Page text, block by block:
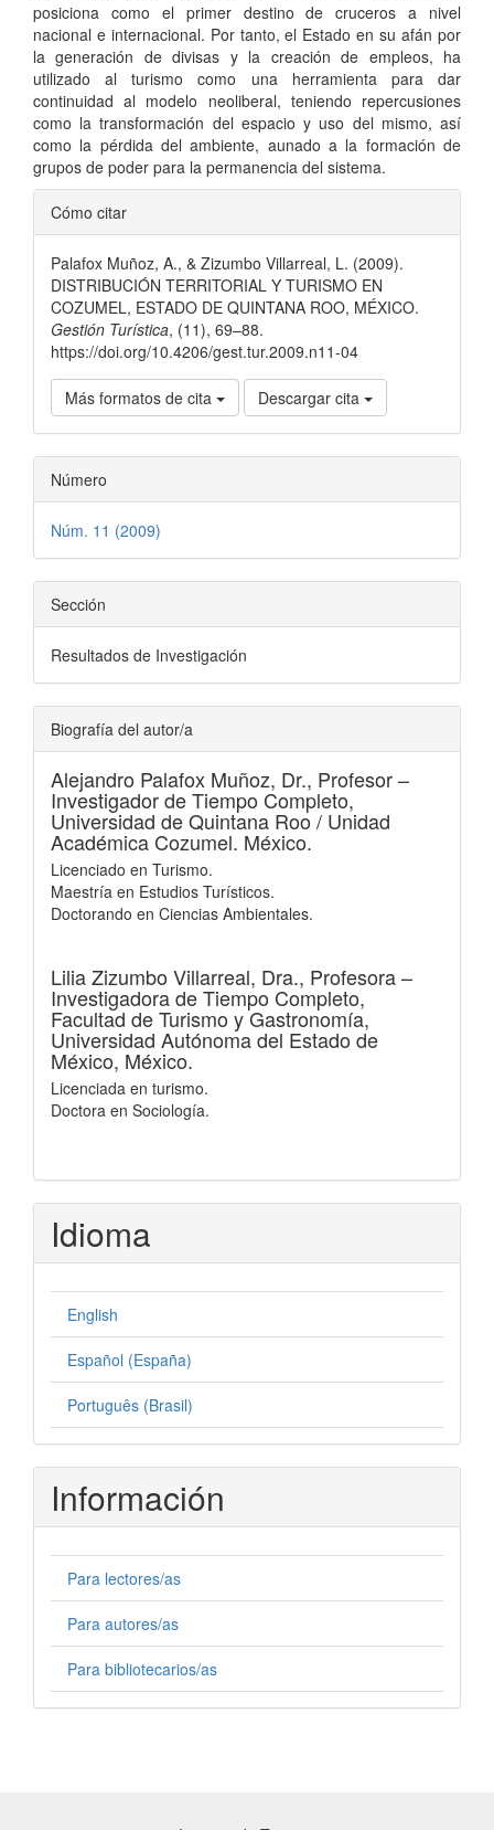
posiciona como el primer destino de cruceros a nivel
nacional e internacional. Por tanto, el Estado en su afán por
la generación de divisas y la creación de empleos, ha
utilizado al turismo como una herramienta para dar
continuidad al modelo neoliberal, teniendo repercusiones
como la transformación del espacio y uso del mismo, así
como la pérdida del ambiente, aunado a la formación de
grupos de poder para la permanencia del sistema.
Detalles
del
artículo
Cómo citar
Palafox Muñoz, A., & Zizumbo Villarreal, L. (2009).
DISTRIBUCIÓN TERRITORIAL Y TURISMO EN
COZUMEL, ESTADO DE QUINTANA ROO, MÉXICO.
Gestión Turística, (11), 69–88.
https://doi.org/10.4206/gest.tur.2009.n11-04
Más formatos de cita Descargar cita
Número
Núm. 11 (2009)
Sección
Resultados de Investigación
Biografía del autor/a
Alejandro Palafox Muñoz, Dr., Profesor –
Investigador de Tiempo Completo,
Universidad de Quintana Roo / Unidad
Académica Cozumel. México.
Licenciado en Turismo.
Maestría en Estudios Turísticos.
Doctorando en Ciencias Ambientales.
Lilia Zizumbo Villarreal, Dra., Profesora –
Investigadora de Tiempo Completo,
Facultad de Turismo y Gastronomía,
Universidad Autónoma del Estado de
México, México.
Licenciada en turismo.
Doctora en Sociología.
Idioma
English
Español (España)
Português (Brasil)
Información
Para lectores/as
Para autores/as
Para bibliotecarios/as